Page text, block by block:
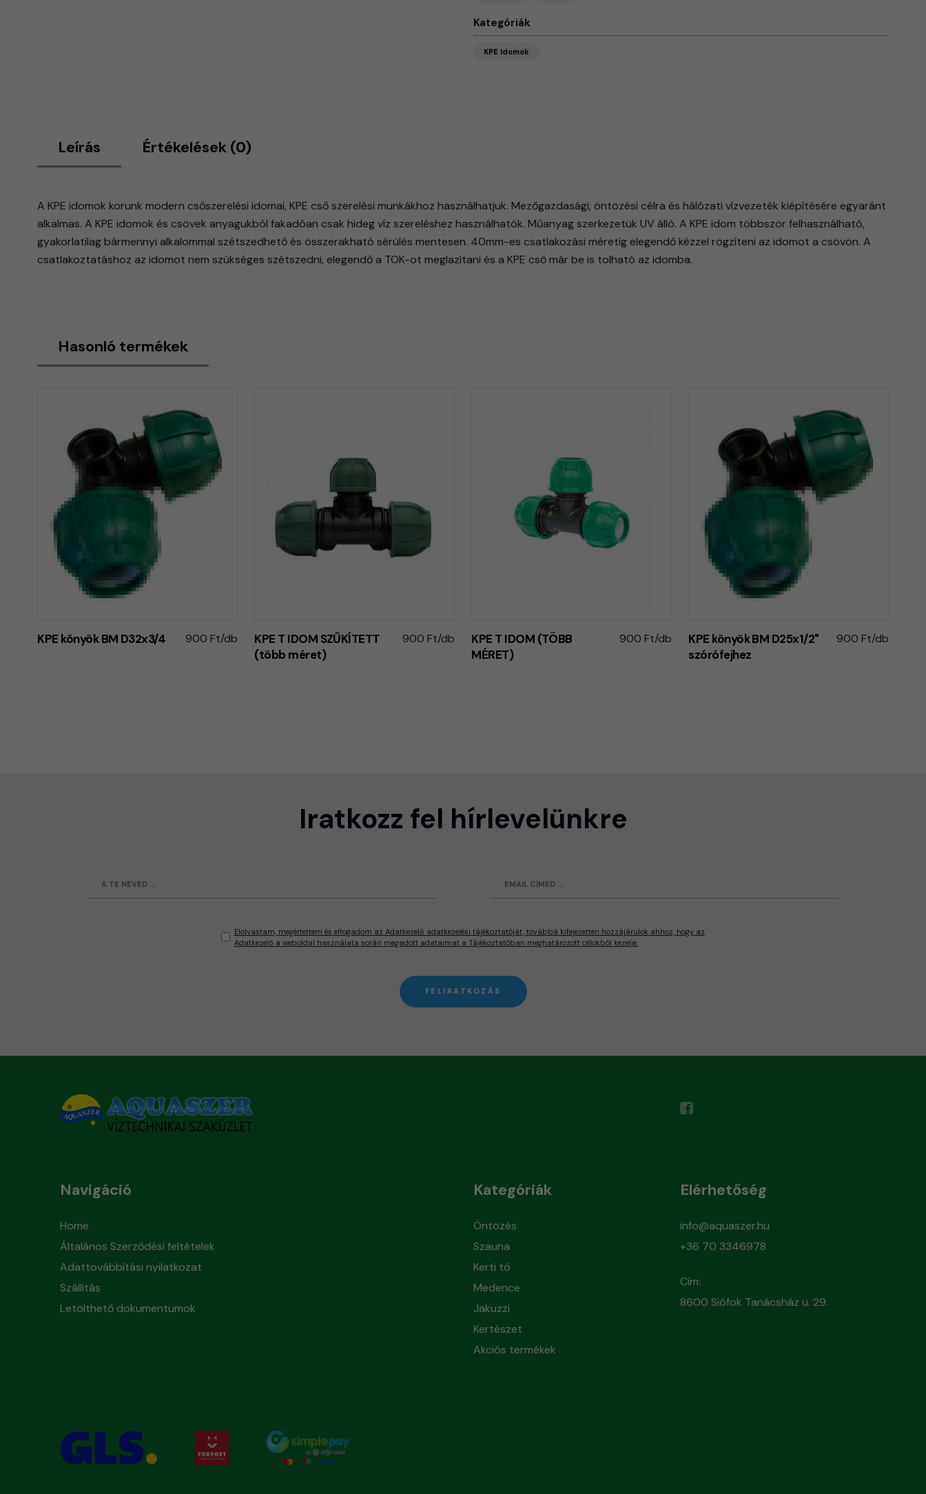
Kategóriák
KPE Idomok
Leírás Értékelések (0)
A KPE idomok korunk modern csőszerelési idomai, KPE cső szerelési munkákhoz használhatjuk. Mezőgazdasági, öntözési célra és hálózati vízvezeték kiépítésére egyaránt
alkalmas. A KPE idomok és csövek anyagukból fakadóan csak hideg víz szereléshez használhatók. Műanyag szerkezetük UV álló. A KPE idom többször felhasználható,
gyakorlatilag bármennyi alkalommal szétszedhető és összerakható sérülés mentesen. 40mm-es csatlakozási méretig elegendő kézzel rögzíteni az idomot a csövön. A
csatlakoztatáshoz az idomot nem szükséges szétszedni, elegendő a TOK-ot meglazítani és a KPE cső már be is tolható az idomba.
Hasonló termékek
KPE könyök BM D32x3/4 900 Ft/db
KPE T IDOM SZŰKÍTETT
(több méret)
900 Ft/db
KPE T IDOM (TÖBB
MÉRET)
900 Ft/db
KPE könyök BM D25x1/2"
szórófejhez
900 Ft/db
Iratkozz fel hírlevelünkre
Elolvastam, megértettem és elfogadom az Adatkezelő adatkezelési tájékoztatóját, továbbá kifejezetten hozzájárulok ahhoz, hogy az
Adatkezelő a weboldal használata során megadott adataimat a Tájékoztatóban meghatározott célokból kezelje.
FELIRATKOZÁS
Navigáció
Home
Általános Szerződési feltételek
Adattovábbítási nyilatkozat
Szállítás
Letölthető dokumentumok
Kategóriák
Öntözés
Szauna
Kerti tó
Medence
Jakuzzi
Kertészet
Akciós termékek
Elérhetőség
info@aquaszer.hu
+36 70 3346978
Cím:
8600 Siófok Tanácsház u. 29.